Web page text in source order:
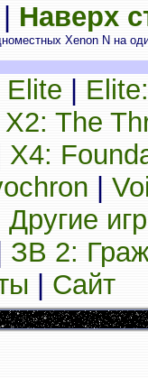
Наверх
Xenon N на
Elite
X2: The
X4:
Другие
ЗВ 2:
Сайт